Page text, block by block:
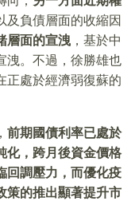
及負債層面的收縮因
層面的宣洩 ，基於中
洩。不過，徐勝雄也
正處於經濟弱復蘇的
前期國債利率已處於
化，跨月後資金價格
回調壓力，而優化疫
策的推出顯著提升市